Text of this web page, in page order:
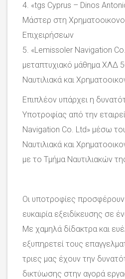
4. «tgs Cyprus – Dinos
Μάστερ στη
Επιχειρήσεων
5. «Lemissoler Navigation
μεταπτυχιακό μάθημα ΧΛΔ
Ναυτιλιακά και
Επιπλέον υπάρχει η
Υποτροφίας από την
Navigation Co. Ltd» μέσω
Ναυτιλιακά και
με το Τμήμα Ναυτιλιακών
Οι υποτροφίες προσφέρουν
ευκαιρία εξειδίκευσης σε
Με χαμηλά δίδακτρα και
εξυπηρετεί τους
τριες μας έχουν την
δικτύωσης στην αγορά